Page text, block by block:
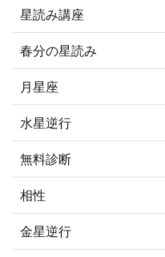
星読み講座
春分の星読み
月星座
水星逆行
無料診断
相性
金星逆行